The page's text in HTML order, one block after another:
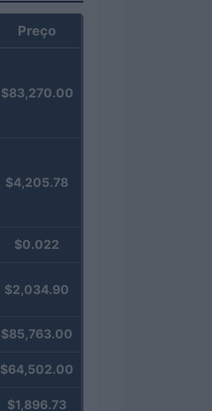
Preço
$83,270.00
$4,205.78
$0.022
$2,034.90
$85,763.00
$64,502.00
$1,896.73